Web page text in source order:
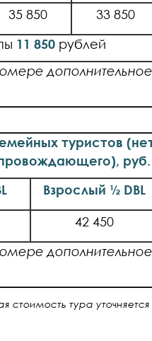
35 850
33 850
11 850 рублей
дополнительное
туристов
руб.
Взрослый ½ DBL
42 450
дополнительное
стоимость тура